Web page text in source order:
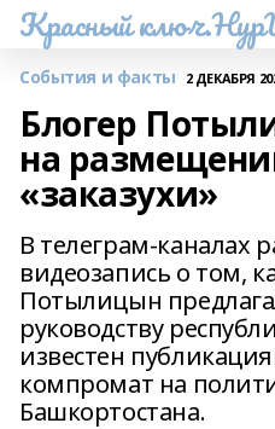
Красный
События и факты 2 ДЕКАБРЯ
Блогер
на
«заказухи»
В телеграм-каналах
видеозапись о том,
Потылицын
руководству
известен
компромат на
Башкортостана.